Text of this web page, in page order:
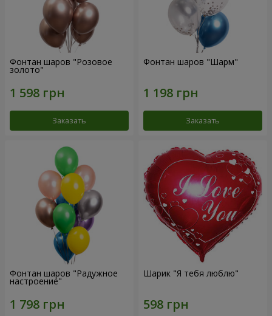
Фонтан шаров "Розовое
золото"
Заказать
Фонтан шаров "Шарм"
Заказать
Фонтан шаров "Радужное
настроение"
Шарик "Я тебя люблю"